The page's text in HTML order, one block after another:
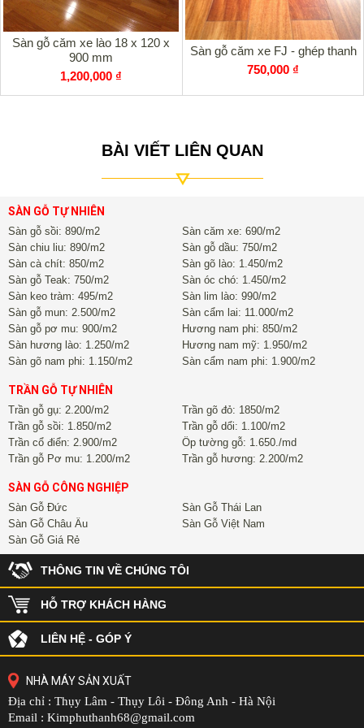
phải sản phẩm kém chất lượng quý khách nên tới hệ trực tiếp
với sàn gỗ Kim Phú ThànhHotline 0989.915.666để được tư
vấn kỹ hơn
Tại sao sàn gỗ căm xe lại được nhiều người sử dụng?
rừng nguyên sinh có độ tuổi khi khai thác từ 80 năm đến 100
năm, nên gỗ cứng và rắn chắc với mức độ khai thác ồ ạt như
hiện nay gỗ ngày càng trở nên quý và hiếm
Sàn gỗ tự nhiêncăm xe có màu sắc tự nhiên rất đẹp, phù hợp
với rất nhiều không gian kể cả không gian hiện đại lẫn
không gian cổ điển.
Sàn gỗ căm xe lào có độ cứng rất cao
màu sắc tương đối đồng đều nhưng lại có giá thành hợp lý
nhất, tốt nhất trong các loại sàn gỗ tự nhiên....
Khi đã được xử lý tẩm sấy đúng kỹ thuật thìchất lượng sàn
gỗ căm xe không khác gì sàn gỗ lim Thanh Hóa của Việt
Nam có thể sử dụng ở mọi nơi mọi chỗ mà không sợ bị mối
mọt cũng như hư hỏng.
Hướng dẫn sử dụng sàn gỗ tự nhiên căm xe.
1- Cách lau và sử dung sàn gỗ
Quét sạch tất cả vụn gỗ, bụi bẩn bằng chổi mềm hoặc
máy hút bụi với đầu chổi quét sàn loại mềm
Sàn gỗ căm xe lào 18 x 120 x
900 mm
1,200,000 ₫
Sàn gỗ căm xe FJ - ghép thanh
750,000 ₫
BÀI VIẾT LIÊN QUAN
SÀN GỖ TỰ NHIÊN
Sàn gỗ sồi: 890/m2
Sàn căm xe: 690/m2
Sàn chiu liu: 890/m2
Sàn gỗ dầu: 750/m2
Sàn cà chít: 850/m2
Sàn gõ lào: 1.450/m2
Sàn gỗ Teak: 750/m2
Sàn óc chó: 1.450/m2
Sàn keo tràm: 495/m2
Sàn lim lào: 990/m2
Sàn gỗ mun: 2.500/m2
Sàn cẩm lai: 11.000/m2
Sàn gỗ pơ mu: 900/m2
Hương nam phi: 850/m2
Sàn hương lào: 1.250/m2
Hương nam mỹ: 1.950/m2
Sàn gõ nam phi: 1.150/m2
Sàn cẩm nam phi: 1.900/m2
TRẦN GỖ TỰ NHIÊN
Trần gỗ gụ: 2.200/m2
Trần gõ đỏ: 1850/m2
Trần gỗ sồi: 1.850/m2
Trần gỗ dổi: 1.100/m2
Trần cổ điển: 2.900/m2
Ốp tường gỗ: 1.650./md
Trần gỗ Pơ mu: 1.200/m2
Trần gỗ hương: 2.200/m2
SÀN GỖ CÔNG NGHIỆP
Sàn Gỗ Đức
Sàn Gỗ Thái Lan
Sàn Gỗ Châu Âu
Sàn Gỗ Việt Nam
Sàn Gỗ Giá Rẻ
THÔNG TIN VỀ CHÚNG TÔI
HỖ TRỢ KHÁCH HÀNG
LIÊN HỆ - GÓP Ý
NHÀ MÁY SẢN XUẤT
Địa chỉ : Thụy Lâm - Thụy Lôi - Đông Anh - Hà Nội
Email : Kimphuthanh68@gmail.com